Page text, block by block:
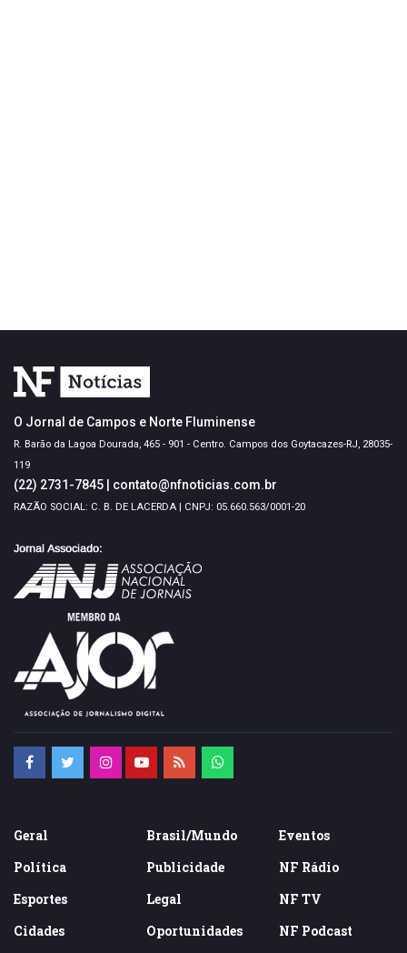
O Jornal de Campos e Norte Fluminense
R. Barão da Lagoa Dourada, 465 - 901 - Centro. Campos dos Goytacazes-RJ, 28035-
119
(22) 2731-7845 contato@nfnoticias.com.br
RAZÃO SOCIAL: C. B. DE LACERDA | CNPJ: 05.660.563/0001-20
Geral
Política
Esportes
Cidades
Brasil/Mundo
Publicidade
Legal
Oportunidades
Eventos
NF Rádio
NF TV
NF Podcast